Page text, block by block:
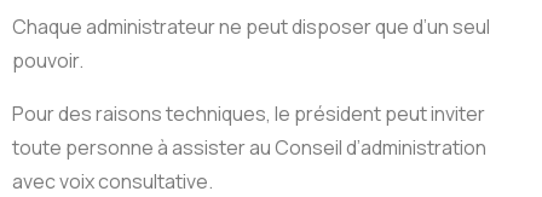
Chaque administrateur ne peut disposer que d’un seul
pouvoir.
Pour des raisons techniques, le président peut inviter
toute personne à assister au Conseil d’administration
avec voix consultative.